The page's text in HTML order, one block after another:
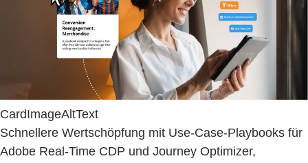
CardImageAltText
Schnellere Wertschöpfung mit Use-Case-Playbooks für
Adobe Real-Time CDP und Journey Optimizer,